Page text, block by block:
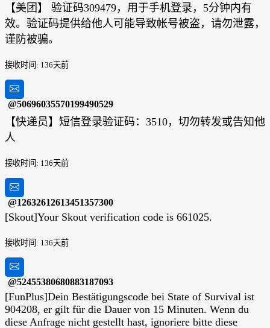
【美团】 验证码309479，用于手机登录，5分钟内有
效。验证码提供给他人可能导致帐号被盗，请勿泄露，
谨防被骗。
接收时间: 136天前
@50696035570199490529
【快递员】短信登录验证码：3510，切勿转发或告知他
人
接收时间: 136天前
@12632612613451357300
[Skout]Your Skout verification code is 661025.
接收时间: 136天前
@52455380680883187093
[FunPlus]Dein Bestätigungscode bei State of Survival ist
904208, er gilt für die Dauer von 15 Minuten. Wenn du
diese Anfrage nicht gestellt hast, ignoriere bitte diese